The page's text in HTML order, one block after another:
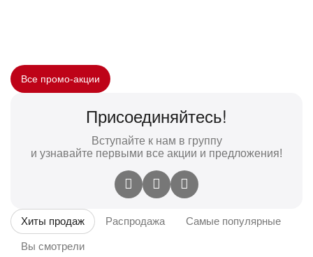
Все промо-акции
Присоединяйтесь!
Вступайте к нам в группу
и узнавайте первыми все акции и предложения!
Хиты продаж Распродажа Самые популярные
Вы смотрели